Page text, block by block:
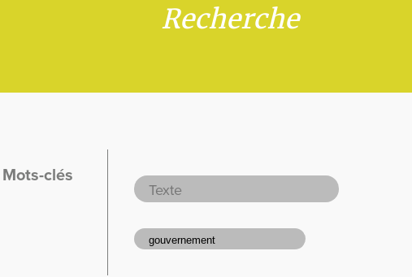
Recherche
Mots-clés